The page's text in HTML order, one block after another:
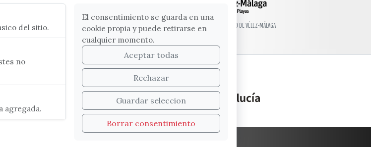
952 541 104
2. CP 29740 - Torre del Mar
© EXCMO. AYUNTAMIENTO DE VÉLEZ-MÁLAGA
del sitio.
no
agregada.
El consentimiento se guarda en una
cookie propia y puede retirarse en
cualquier momento.
Aceptar todas
Rechazar
Guardar seleccion
Borrar consentimiento